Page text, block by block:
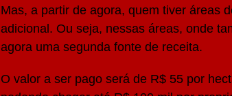
Mas, a partir de agora, quem tiver áreas
adicional. Ou seja, nessas áreas, onde
agora uma segunda fonte de receita.
O valor a ser pago será de R$ 55 por